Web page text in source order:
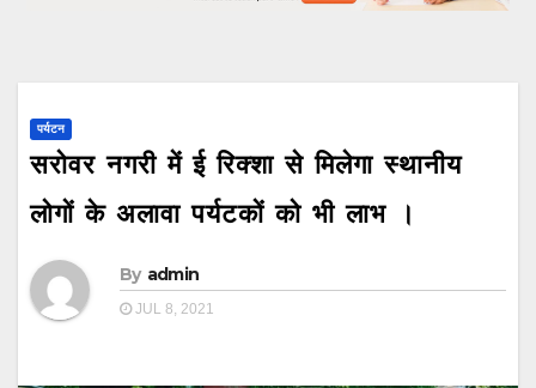
पर्यटन
सरोवर नगरी में ई रिक्शा से मिलेगा स्थानीय
लोगों के अलावा पर्यटकों को भी लाभ ।
By admin
JUL 8, 2021